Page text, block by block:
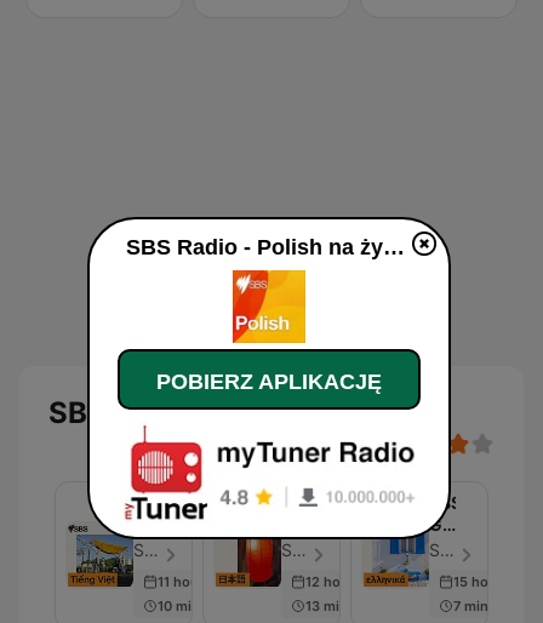
SBS Radio - Polish
SBS
Vietnamese
-
Việt
ngữ
SBS - Odcinek 4700
11 hours ago
10 min
SBS
-
の
日
SBS - Odcinek 1646
12 hours ago
13 min
SBS
Greek
-
Ελληνικά
SBS - Odcinek 2527
15 hours ago
7 min
SBS Radio - Polish na żywo
POBIERZ APLIKACJĘ